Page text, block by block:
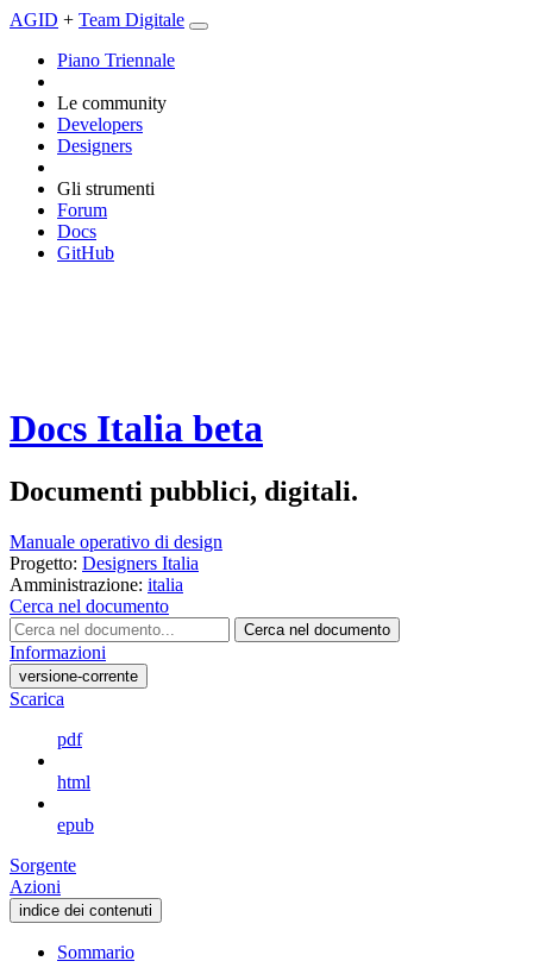
AGID + Team Digitale
Piano Triennale
Le community
Developers
Designers
Gli strumenti
Forum
Docs
GitHub
Docs Italia beta
Documenti pubblici, digitali.
Manuale operativo di design
Progetto: Designers Italia
Amministrazione: italia
Cerca nel documento
Cerca nel documento
Informazioni
versione-corrente
Scarica
pdf
html
epub
Sorgente
Azioni
indice dei contenuti
Sommario